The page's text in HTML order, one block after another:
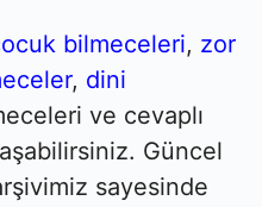
bilmeceleri, zor
, dini
ve cevaplı
Güncel
sayesinde